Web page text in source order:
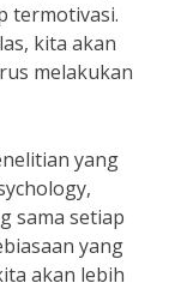
termotivasi.
kita akan
melakukan
yang
sama setiap
yang
akan lebih